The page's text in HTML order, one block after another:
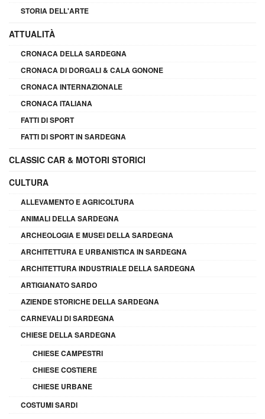
STORIA DELL'ARTE
ATTUALITÀ
CRONACA DELLA SARDEGNA
CRONACA DI DORGALI & CALA GONONE
CRONACA INTERNAZIONALE
CRONACA ITALIANA
FATTI DI SPORT
FATTI DI SPORT IN SARDEGNA
CLASSIC CAR & MOTORI STORICI
CULTURA
ALLEVAMENTO E AGRICOLTURA
ANIMALI DELLA SARDEGNA
ARCHEOLOGIA E MUSEI DELLA SARDEGNA
ARCHITETTURA E URBANISTICA IN SARDEGNA
ARCHITETTURA INDUSTRIALE DELLA SARDEGNA
ARTIGIANATO SARDO
AZIENDE STORICHE DELLA SARDEGNA
CARNEVALI DI SARDEGNA
CHIESE DELLA SARDEGNA
CHIESE CAMPESTRI
CHIESE COSTIERE
CHIESE URBANE
COSTUMI SARDI